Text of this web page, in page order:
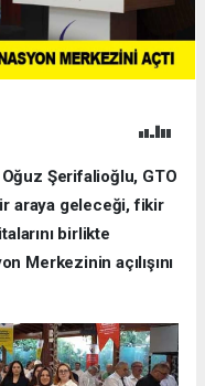
Oğuz Şerifalioğlu, GTO
araya geleceği, fikir
birlikte
Merkezinin açılışını